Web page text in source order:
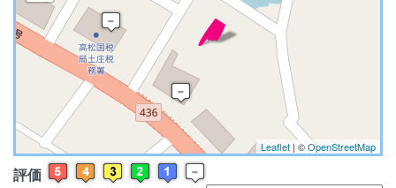
※ マップを検索、表示中です ※
Leaflet | ©OpenStreetMap
評価